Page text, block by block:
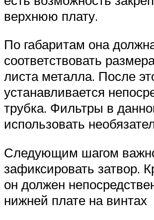
верхнюю плату.
По габаритам она
соответствовать
листа металла. После
устанавливается
трубка. Фильтры в
использовать
Следующим шагом
зафиксировать затвор.
он должен
нижней плате на винтах